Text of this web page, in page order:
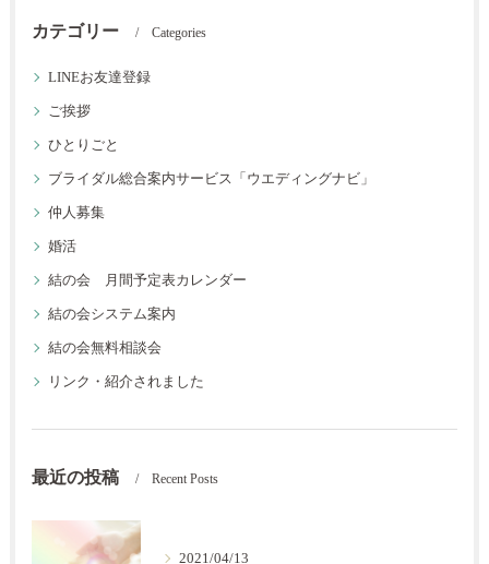
カテゴリー Categories
LINEお友達登録
ご挨拶
ひとりごと
ブライダル総合案内サービス「ウエディングナビ」
仲人募集
婚活
結の会 月間予定表カレンダー
結の会システム案内
結の会無料相談会
リンク・紹介されました
最近の投稿 Recent Posts
2021/04/13